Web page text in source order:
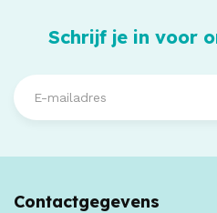
Schrijf je in voor
Contactgegevens